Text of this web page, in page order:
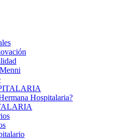
Hospitalaria?